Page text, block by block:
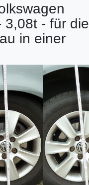
3,08t - für die
in einer